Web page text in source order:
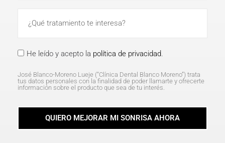
He leído y acepto la política de privacidad.
José Blanco-Moreno Lueje (“Clínica Dental Blanco Moreno”) trata
tus datos personales con la finalidad de poder llamarte y ofrecerte
información sobre el producto que sea de tu interés.
QUIERO MEJORAR MI SONRISA AHORA